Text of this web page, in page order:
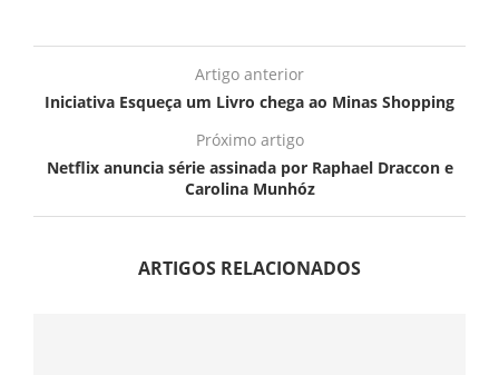
Artigo anterior
Iniciativa Esqueça um Livro chega ao Minas Shopping
Próximo artigo
Netflix anuncia série assinada por Raphael Draccon e
Carolina Munhóz
ARTIGOS RELACIONADOS